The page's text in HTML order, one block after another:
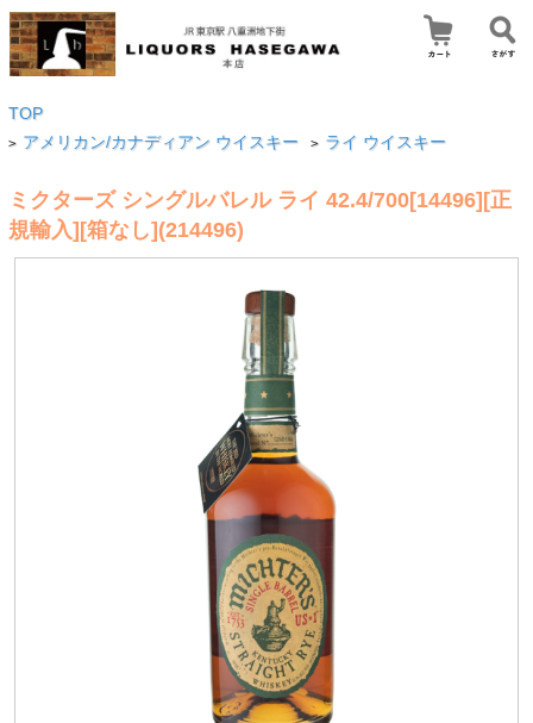
TOP
> アメリカン/カナディアン ウイスキー > ライ ウイスキー
ミクターズ シングルバレル ライ 42.4/700[14496][正
規輸入][箱なし](214496)